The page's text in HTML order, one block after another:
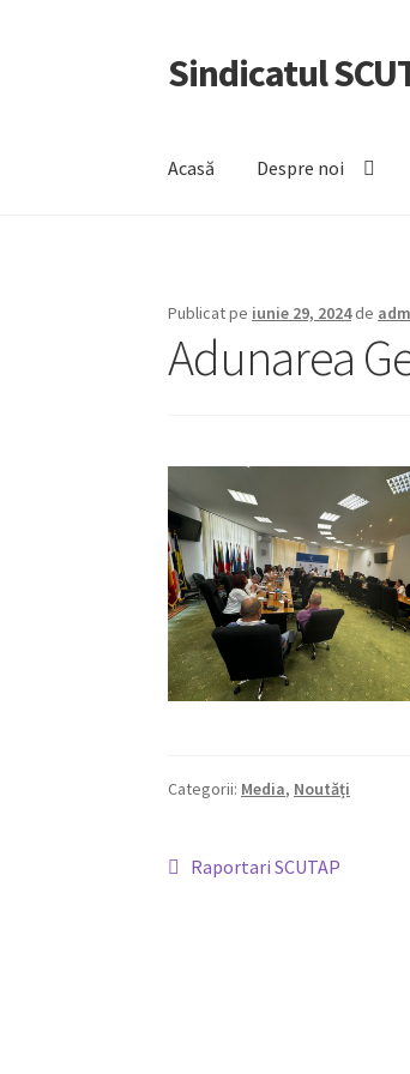
Sari
la
Sari
la
Sindicatul
Acasă Despre noi
Publicat pe iunie 29, 2024 de
Adunarea
Categorii: Media, Noutăți
Navigare
Articolul
Raportari SCUTAP